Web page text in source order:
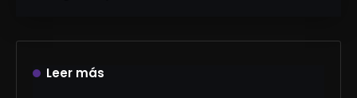
Leer más